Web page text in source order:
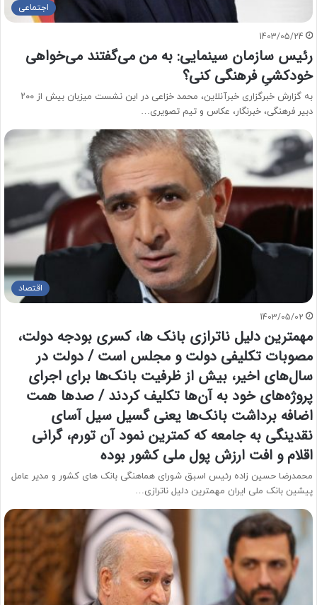
اجتماعی
1403/05/24
رئیس سازمان سینمایی: به من می‌گفتند می‌خواهی
خودکشیِ فرهنگی کنی؟
به گزارش خبرگزاری خبرآنلاین، محمد خزاعی در این نشست میزبان بیش از ۲۰۰
دبیر فرهنگی، خبرنگار، عکاس و تیم تصویری…
اقتصاد
1403/05/02
مهمترین دلیل ناترازی بانک ها، کسری بودجه دولت،
مصوبات تکلیفی دولت و مجلس است / دولت در
سال‌های اخیر، بیش از ظرفیت بانک‌ها برای اجرای
پروژه‌های خود به آن‌ها تکلیف کردند / صد‌ها همت
اضافه برداشت بانک‌ها یعنی گسیل سیل آسای
نقدینگی به جامعه که کمترین نمود آن تورم، گرانی
اقلام و افت ارزش پول ملی کشور بوده
محمدرضا حسین زاده رئیس اسبق شورای هماهنگی بانک های کشور و مدیر عامل
پیشین بانک ملی ایران مهمترین دلیل ناترازی…